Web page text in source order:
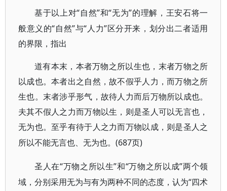
基于以上对“自然”和“无为”的理解，王安石将一
般意义的“自然”与“人力”区分开来，划分出二者适用
的界限，指出
道有本末，本者万物之所以生也，末者万物之所
以成也。本者出之自然，故不假乎人力，而万物之所
生也。末者涉乎形气，故待人力而后万物所以成也。
夫其不假人之力而万物以生，则是圣人可以无言也，
无为也。至乎有待于人之力而万物以成，则是圣人之
所以不能无言也、无为也。 (687页)
圣人在“万物之所以生”和“万物之所以成”两个领
域，分别采用无为与有为两种不同的态度，认为“四术